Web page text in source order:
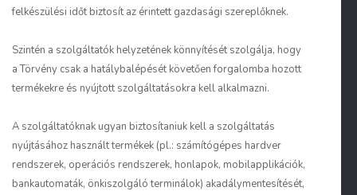
felkészülési időt biztosít az érintett gazdasági szereplőknek.
Szintén a szolgáltatók helyzetének könnyítését szolgálja, hogy
a Törvény csak a hatálybalépését követően forgalomba hozott
termékekre és nyújtott szolgáltatásokra kell alkalmazni.
A szolgáltatóknak ugyan biztosítaniuk kell a szolgáltatás
nyújtásához használt termékek (pl.: számítógépes hardver
rendszerek, operációs rendszerek, honlapok, mobilapplikációk,
bankautomaták, önkiszolgáló terminálok) akadálymentesítését,